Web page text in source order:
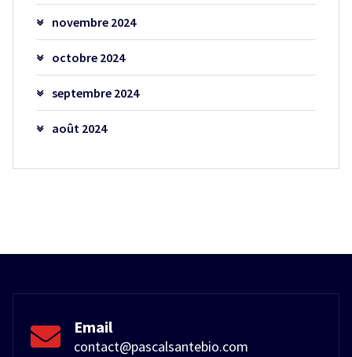
novembre 2024
octobre 2024
septembre 2024
août 2024
Email
contact@pascalsantebio.com